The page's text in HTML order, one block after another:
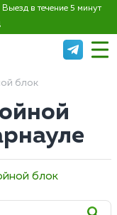
в течение 5 минут
блок
блок